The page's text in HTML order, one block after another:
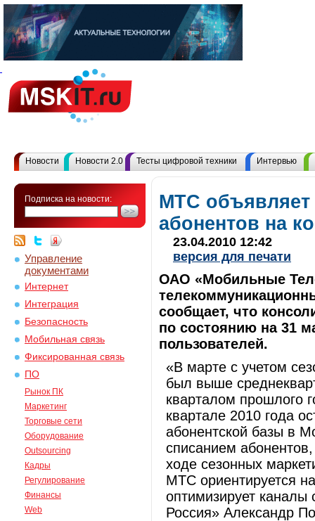
Новости Новости 2.0 Тесты цифровой техники Интервью
Подписка на новости:
Управление
документами
Интернет
Интеграция
Безопасность
Мобильная связь
Фиксированная связь
ПО
Рынок ПК
Маркетинг
Торговые сети
Оборудование
Outsourcing
Кадры
Регулирование
Финансы
Web
МТС объявляет
абонентов на
23.04.2010 12:42
версия для печати
ОАО «Мобильные
сообщает, что
по состоянию на 31
пользователей.
«В марте с учетом
был выше
кварталом прошлого
квартале 2010 года
абонентской базы в
списанием
ходе сезонных
МТС ориентируется
оптимизирует
Россия» Александр